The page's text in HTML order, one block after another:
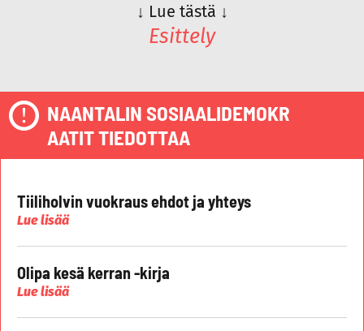
↓ Lue tästä ↓
Esittely
NAANTALIN SOSIAALIDEMOKR
AATIT TIEDOTTAA
Tiiliholvin vuokraus ehdot ja yhteys
Lue lisää
Olipa kesä kerran -kirja
Lue lisää